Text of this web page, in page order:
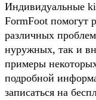
Индивидуальные
FormFoot помогут
различных
нуружных, так и
примеры
подробной
записаться на